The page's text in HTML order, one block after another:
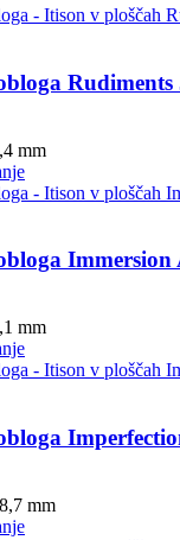
Rudiments
mm
Immersion
mm
mm